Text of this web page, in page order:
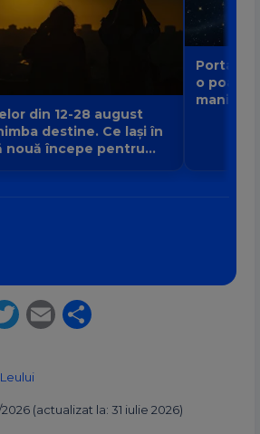
din 12-28 august
destine. Ce lași în
nouă începe pentru
Portalul
o poartă
Twitter
Email
(actualizat la: 31 iulie 2026)